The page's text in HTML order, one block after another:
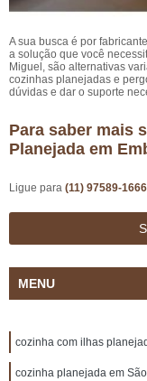
A sua busca é por
a solução que você
Miguel, são alternativas
cozinhas planejadas e
dúvidas e dar o suporte
Para saber mais
Planejada em
Ligue para (11) 97589-1666
MENU
cozinha com ilhas
cozinha planejada em